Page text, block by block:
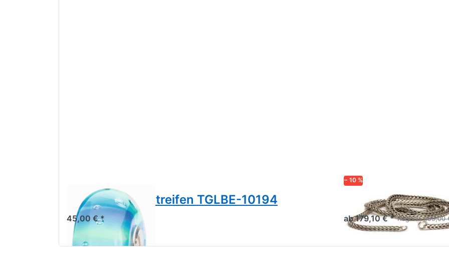
Meeresgrund Streifen TGLBE-10194
45,00 € *
− 10 %
Silber Halskette
ab 179,10 € * Regulär:199,00